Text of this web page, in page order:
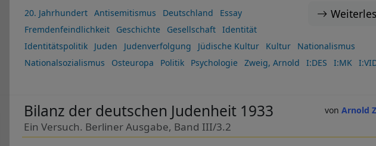
20. Jahrhundert Antisemitismus Deutschland
Essay
Fremdenfeindlichkeit
Geschichte Gesellschaft
Identität
Identitätspolitik
Juden Judenverfolgung Jüdische Kultur Kultur
Nationalismus
Nationalsozialismus
Osteuropa Politik Psychologie Zweig, Arnold I:DES I:MK
Arnold
Bilanz der deutschen Judenheit 1933
Ein Versuch. Berliner Ausgabe, Band III/3.2